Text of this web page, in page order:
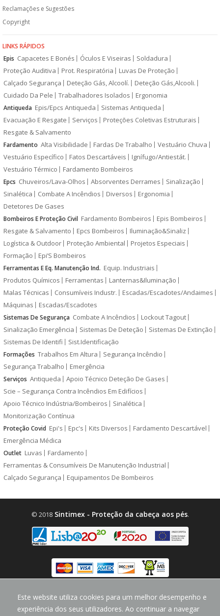
Este website utiliza cookies para um melhor desempenho e
experiência dos seus utilizadores. Ao continuar a navegar
Reclamações e Sugestões
Copyright
LINKS RÁPIDOS
Epis Capacetes E Bonés Óculos E Viseiras
Soldadura
Proteção Auditiva
Prot. Respiratória
Luvas De Proteção
Calçado Segurança
Deteção Gás, Alcoolí.
Deteção Gás,Alcooli.
Cuidado Da Pele
Trabalhadores Isolados Ergonomia
Antiqueda Epis/Epcs Antiqueda
Sistemas Antiqueda
Evacuação E Resgate
Serviços
Proteções Coletivas Estruturais
Resgate & Salvamento
Fardamento Alta Visibilidade Fardas De Trabalho
Vestuário Chuva
Vestuário Específico
Fatos Descartáveis
Ignífugo/Antiestát.
Vestuário Térmico
Fardamento Bombeiros
Epcs Chuveiros/Lava-Olhos Absorventes Derrames
Sinalização
Sinalética
Combate A Incêndios Diversos
Ergonomia
Detetores De Gases
Bombeiros E Proteção Civil Fardamento Bombeiros
Epis Bombeiros
Resgate & Salvamento
Epcs Bombeiros
Iluminação&Sinaliz
Logística & Outdoor
Proteção Ambiental
Projetos Especiais
Formação
Epi’S Bombeiros
Ferramentas E Eq. Manutenção Ind. Equip. Industriais
Produtos Químicos
Ferramentas
Lanternas&Iluminação
Malas Técnicas
Consumíveis Industr.
Escadas/Escadotes/Andaimes
Máquinas
Escadas/Escadotes
Sistemas De Segurança Combate A Incêndios
Lockout Tagout
Sinalização Emergência
Sistemas De Deteção
Sistemas De Extinção
Sistemas De Identifi
Sist.Identificação
Formações Trabalhos Em Altura
Segurança Incêndio
Segurança Trabalho
Emergência
Serviços Antiqueda
Apoio Técnico Deteção De Gases
Scie – Segurança Contra Incêndios Em Edifícios
Apoio Técnico Indústria/Bombeiros
Sinalética
Monitorização Contínua
Proteção Covid Epi's Epc's Kits Diversos
Fardamento Descartável
Emergência Médica
Outlet Luvas
Fardamento
Ferramentas & Consumíveis De Manutenção Industrial
Calçado Segurança
Equipamentos De Bombeiros
© 2018Sintimex - Proteção da cabeça aos pés.
design byCodeMind.PT
Parceiro Digital desde 2018 Top 5% PME